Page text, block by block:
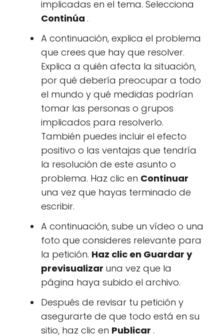
implicadas en el tema. Selecciona
Continúa .
A continuación, explica el problema
que crees que hay que resolver.
Explica a quién afecta la situación,
por qué debería preocupar a todo
el mundo y qué medidas podrían
tomar las personas o grupos
implicados para resolverlo.
También puedes incluir el efecto
positivo o las ventajas que tendría
la resolución de este asunto o
problema. Haz clic en Continuar
una vez que hayas terminado de
escribir.
A continuación, sube un vídeo o una
foto que consideres relevante para
la petición. Haz clic en Guardar y
previsualizar una vez que la
página haya subido el archivo.
Después de revisar tu petición y
asegurarte de que todo está en su
sitio, haz clic en Publicar .